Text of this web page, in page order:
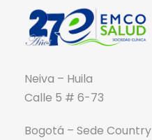
Neiva – Huila
Calle 5 # 6-73
Bogotá – Sede Country